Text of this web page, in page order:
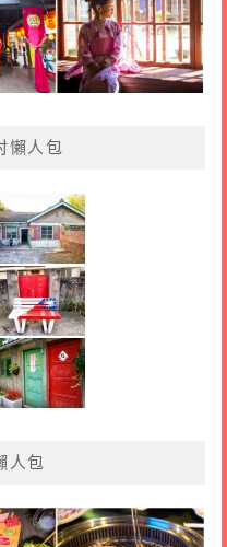
懶人包
人包